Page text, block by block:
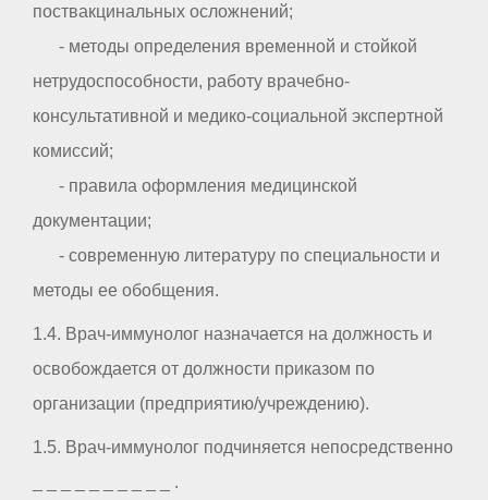
поствакцинальных осложнений;
- методы определения временной и стойкой
нетрудоспособности, работу врачебно-
консультативной и медико-социальной экспертной
комиссий;
- правила оформления медицинской
документации;
- современную литературу по специальности и
методы ее обобщения.
1.4. Врач-иммунолог назначается на должность и
освобождается от должности приказом по
организации (предприятию/учреждению).
1.5. Врач-иммунолог подчиняется непосредственно
_ _ _ _ _ _ _ _ _ _ .